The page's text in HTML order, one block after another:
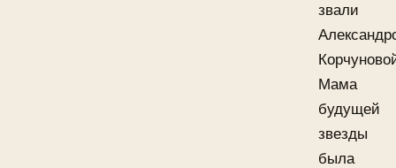
звали
Мама
будущей
звезды
была